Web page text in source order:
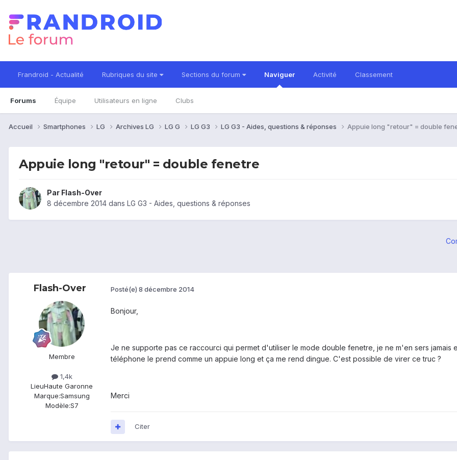
Frandroid - Actualité Rubriques du site Sections du forum Naviguer
Forums Équipe Utilisateurs en ligne Clubs
Activité Classement
Accueil Smartphones LG Archives LG LG G LG G3 LG G3 - Aides, questions & réponses Appuie long "retour" = double
Appuie long "retour" = double fenetre
Par Flash-Over
8 décembre 2014 dans LG G3 - Aides, questions & réponses
Flash-Over
Membre
1,4k
LieuHaute Garonne
Marque:Samsung
Modèle:S7
Posté(e) 8 décembre 2014
Bonjour,
Je ne supporte pas ce raccourci qui permet d'utiliser le mode double fenetre, je ne m'en sers
téléphone le prend comme un appuie long et ça me rend dingue. C'est possible de virer ce truc ?
Merci
Citer